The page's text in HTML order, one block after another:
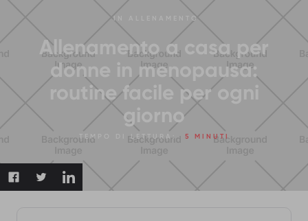
IN ALLENAMENTO
Allenamento a casa per
donne in menopausa:
routine facile per ogni
giorno
TEMPO DI LETTURA: 5 MINUTI